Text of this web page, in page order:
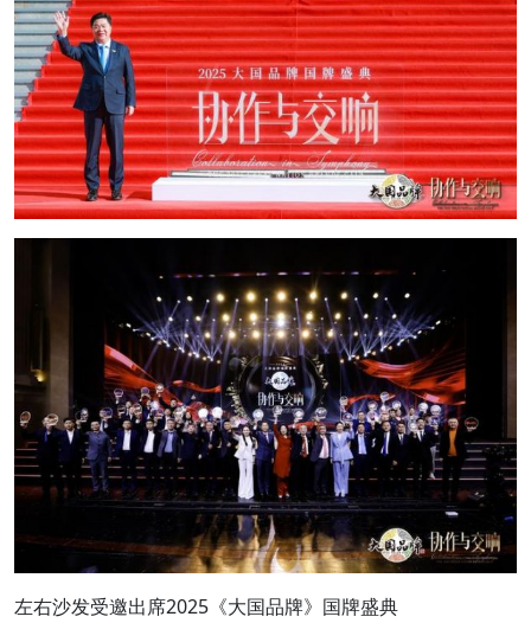
左右沙发受邀出席2025《大国品牌》国牌盛典